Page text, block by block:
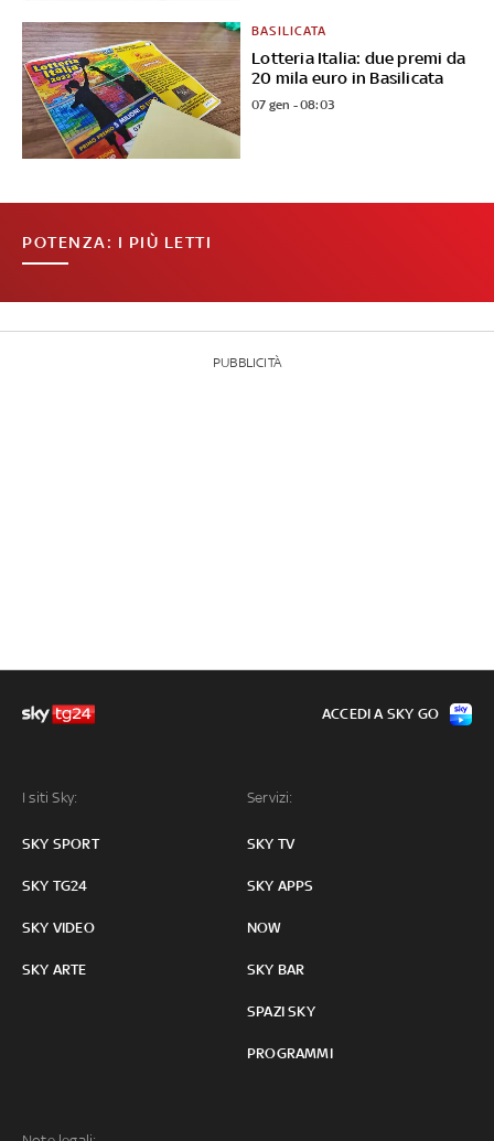
Lotteria Italia: due premi da
20 mila euro in Basilicata
BASILICATA
07 gen - 08:03
POTENZA: I PIÙ LETTI
PUBBLICITÀ
I siti Sky:
SKY SPORT
SKY TG24
SKY VIDEO
SKY ARTE
Servizi:
SKY TV
SKY APPS
NOW
SKY BAR
SPAZI SKY
PROGRAMMI
ACCEDI A SKY GO